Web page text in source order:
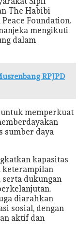
The Habibi
Foundation.
mengikuti
dalam
RPJPD
untuk memperkuat
sumber daya
kapasitas
keterampilan
dukungan
diarahkan
sosial, dengan
aktif dan